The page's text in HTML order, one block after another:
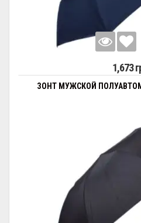
1,673
ЗОНТ МУЖСКОЙ